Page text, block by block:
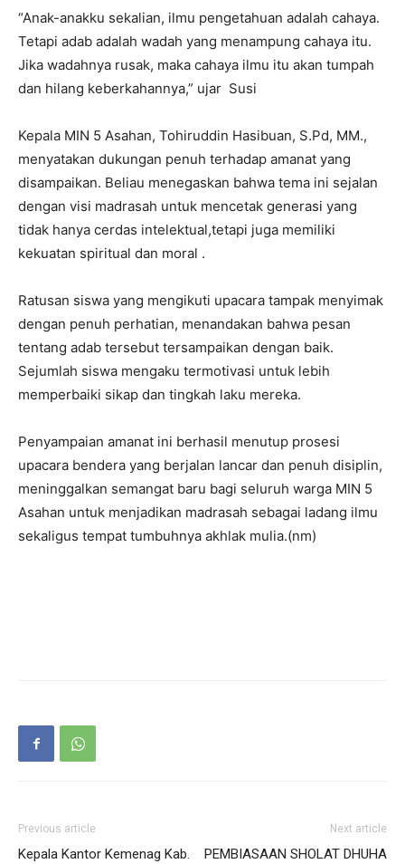
“Anak-anakku sekalian, ilmu pengetahuan adalah cahaya.
Tetapi adab adalah wadah yang menampung cahaya itu.
Jika wadahnya rusak, maka cahaya ilmu itu akan tumpah
dan hilang keberkahannya,” ujar Susi
Kepala MIN 5 Asahan, Tohiruddin Hasibuan, S.Pd, MM.,
menyatakan dukungan penuh terhadap amanat yang
disampaikan. Beliau menegaskan bahwa tema ini sejalan
dengan visi madrasah untuk mencetak generasi yang
tidak hanya cerdas intelektual,tetapi juga memiliki
kekuatan spiritual dan moral .
Ratusan siswa yang mengikuti upacara tampak menyimak
dengan penuh perhatian, menandakan bahwa pesan
tentang adab tersebut tersampaikan dengan baik.
Sejumlah siswa mengaku termotivasi untuk lebih
memperbaiki sikap dan tingkah laku mereka.
Penyampaian amanat ini berhasil menutup prosesi
upacara bendera yang berjalan lancar dan penuh disiplin,
meninggalkan semangat baru bagi seluruh warga MIN 5
Asahan untuk menjadikan madrasah sebagai ladang ilmu
sekaligus tempat tumbuhnya akhlak mulia.(nm)
Previous article
Kepala Kantor Kemenag Kab.
Next article
PEMBIASAAN SHOLAT DHUHA